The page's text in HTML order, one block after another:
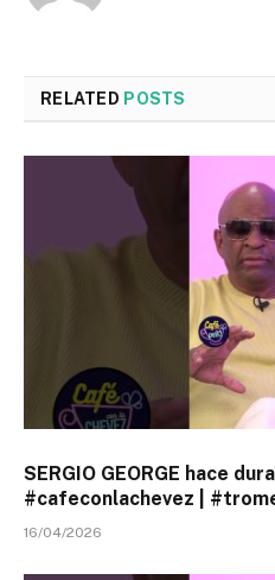
RELATED POSTS
SERGIO GEORGE hace
#cafeconlachevez |
16/04/2026